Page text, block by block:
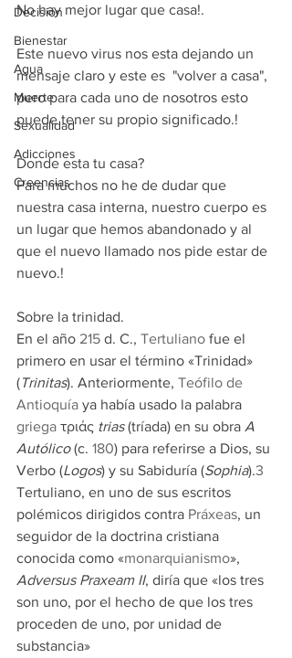
Decisión
Bienestar
Agua
Muerte
Sexualidad
Adicciones
Creencias
No hay mejor lugar que casa!.
Este nuevo virus nos esta dejando un
mensaje claro y este es  "volver a casa",
pero para cada uno de nosotros esto
puede tener su propio significado.!
Donde esta tu casa?
Para muchos no he de dudar que
nuestra casa interna, nuestro cuerpo es
un lugar que hemos abandonado y al
que el nuevo llamado nos pide estar de
nuevo.!
Sobre la trinidad.
En el año 215 d. C., Tertuliano fue el
primero en usar el término «Trinidad»
(Trinitas). Anteriormente, Teófilo de
Antioquía ya había usado la palabra
griega τριάς trias (tríada) en su obra A
Autólico (c. 180) para referirse a Dios, su
Verbo (Logos) y su Sabiduría (Sophia).3
Tertuliano, en uno de sus escritos
polémicos dirigidos contra Práxeas, un
seguidor de la doctrina cristiana
conocida como «monarquianismo»,
Adversus Praxeam II, diría que «los tres
son uno, por el hecho de que los tres
proceden de uno, por unidad de
substancia»